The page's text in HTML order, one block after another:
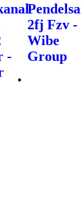
-
2fj Fzv -
Wibe
Group